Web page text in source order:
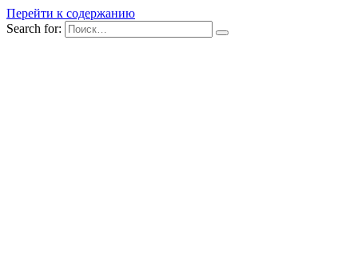
Перейти к содержанию
Search for: